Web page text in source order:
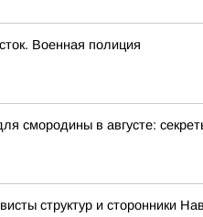
Военная полиция
смородины в августе:
структур и сторонники